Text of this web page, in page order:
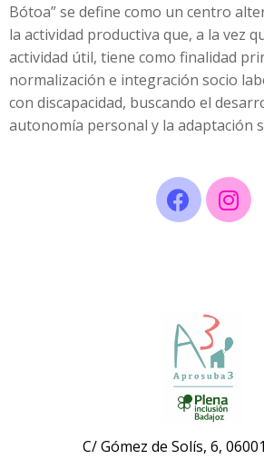
Bótoa” se define como un centro
la actividad productiva que, a la vez
actividad útil, tiene como finalidad
normalización e integración socio
con discapacidad, buscando el
autonomía personal y la adaptación
C/ Gómez de Solís, 6,